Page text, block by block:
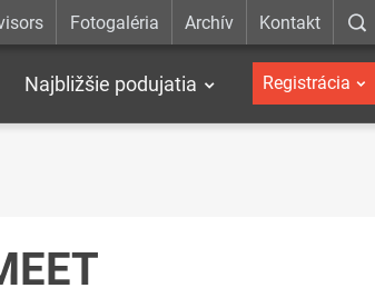
Fotogaléria Archív Kontakt
Najbližšie podujatia Registrácia